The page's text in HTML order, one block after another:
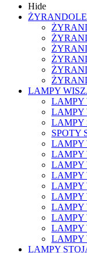
Hide
ŻYRANDOLE
LAMPY
LAMPY
LAMPY
LAMPY
SPOTY
LAMPY
LAMPY
LAMPY
LAMPY
LAMPY
LAMPY
LAMPY
LAMPY
LAMPY
LAMPY
LAMPY